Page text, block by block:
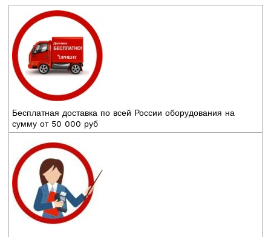
Бесплатная доставка по всей России оборудования на
сумму от 50 000 руб